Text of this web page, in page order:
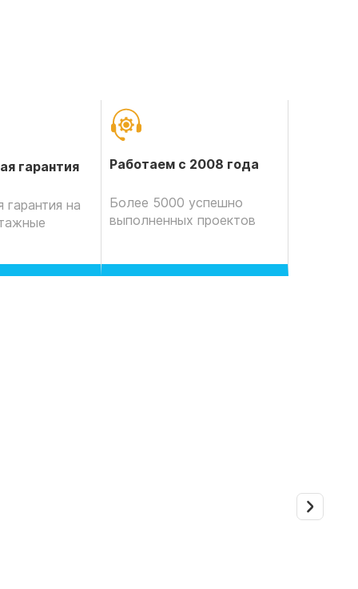
гарантия
гарантия на
Работаем с 2008 года
Более 5000 успешно
выполненных проектов